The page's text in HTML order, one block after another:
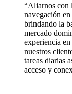
“Aliarnos con
navegación
brindando la
mercado
experiencia
nuestros
tareas diarias
acceso y